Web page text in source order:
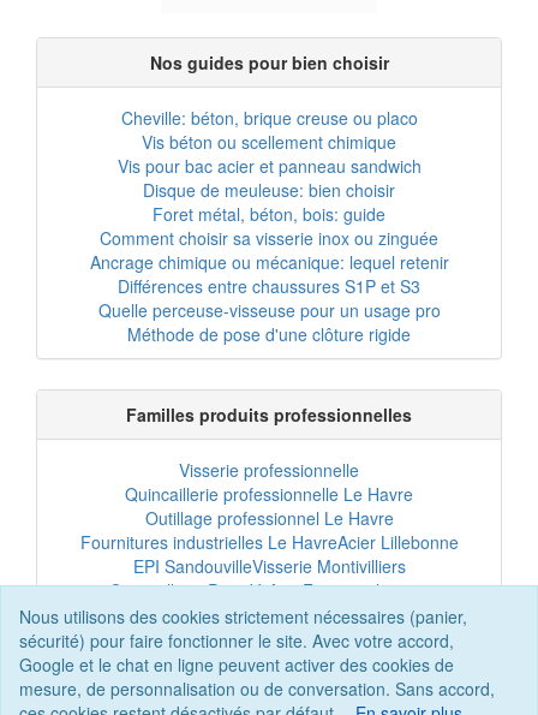
Nous utilisons des cookies strictement nécessaires (panier,
sécurité) pour faire fonctionner le site. Avec votre accord,
Google et le chat en ligne peuvent activer des cookies de
mesure, de personnalisation ou de conversation. Sans accord,
Nos guides pour bien choisir
Cheville: béton, brique creuse ou placo
Vis béton ou scellement chimique
Vis pour bac acier et panneau sandwich
Disque de meuleuse: bien choisir
Foret métal, béton, bois: guide
Comment choisir sa visserie inox ou zinguée
Ancrage chimique ou mécanique: lequel retenir
Différences entre chaussures S1P et S3
Quelle perceuse-visseuse pour un usage pro
Méthode de pose d'une clôture rigide
Familles produits professionnelles
Visserie professionnelle
Quincaillerie professionnelle Le Havre
Outillage professionnel Le Havre
Fournitures industrielles Le HavreAcier Lillebonne
EPI SandouvilleVisserie Montivilliers
Quincaillerie Port-JérômeFixation chantier
EPI professionnelOutillage maintenance
Acier professionnelTôles et bardage
Scellement chimiqueClôtures Le Havre